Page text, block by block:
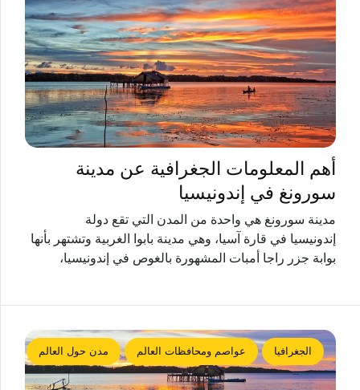
أهم المعلومات الجغرافية عن مدينة
سورونغ في إندونيسيا
مدينة سورونغ هي واحدة من المدن التي تقع دولة
إندونيسيا في قارة آسيا، وهي مدينة بابوا الغربية وتشتهر بأنها
بوابة جزر راجا أمبات المشهورة بالغوص في إندونيسيا،
الجغرافيا عواصم ومحافظات العالم مدن حول العالم